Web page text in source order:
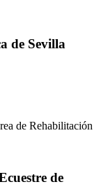
de Sevilla
de Rehabilitación
de